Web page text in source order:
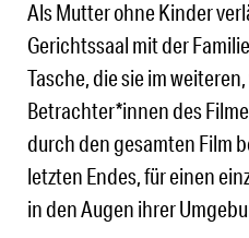
Als Mutter ohne Kinder
Gerichtssaal mit der
Tasche, die sie im
Betrachter*innen des
durch den gesamten Film
letzten Endes, für einen
in den Augen ihrer